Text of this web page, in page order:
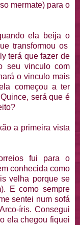
mermate) para o
ela beija o
transformou os
terá que fazer de
seu vinculo com
o vinculo mais
começou a ter
será que é
a primeira vista
fui para o
conhecida como
velha porque se
E como sempre
sentei num sofá
íris. Consegui
ela chegou fiquei